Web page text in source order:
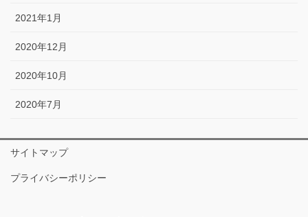
2021年1月
2020年12月
2020年10月
2020年7月
サイトマップ
プライバシーポリシー